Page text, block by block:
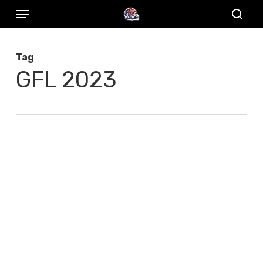
Skip
content
Menu
Tag
GFL 2023